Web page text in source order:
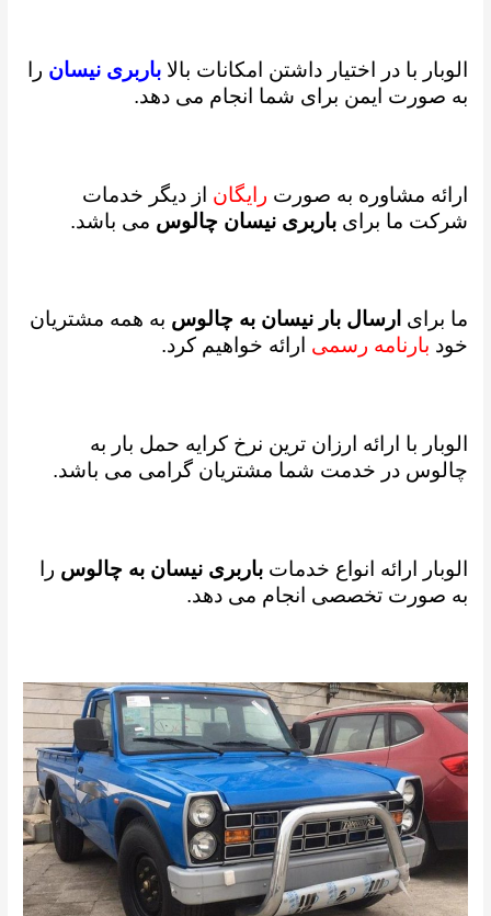
الوبار با در اختیار داشتن امکانات بالاباربری نیسان را
به صورت ایمن برای شما انجام می دهد.
ارائه مشاوره به صورت رایگان از دیگر خدمات
شرکت ما برایباربری نیسان چالوس می باشد.
ما برای ارسال بار نیسان به چالوس به همه مشتریان
خود بارنامه رسمی ارائه خواهیم کرد.
الوبار با ارائه ارزان ترین نرخ کرایه حمل بار به
چالوس در خدمت شما مشتریان گرامی می باشد.
الوبار ارائه انواع خدماتباربری نیسان به چالوس را
به صورت تخصصی انجام می دهد.